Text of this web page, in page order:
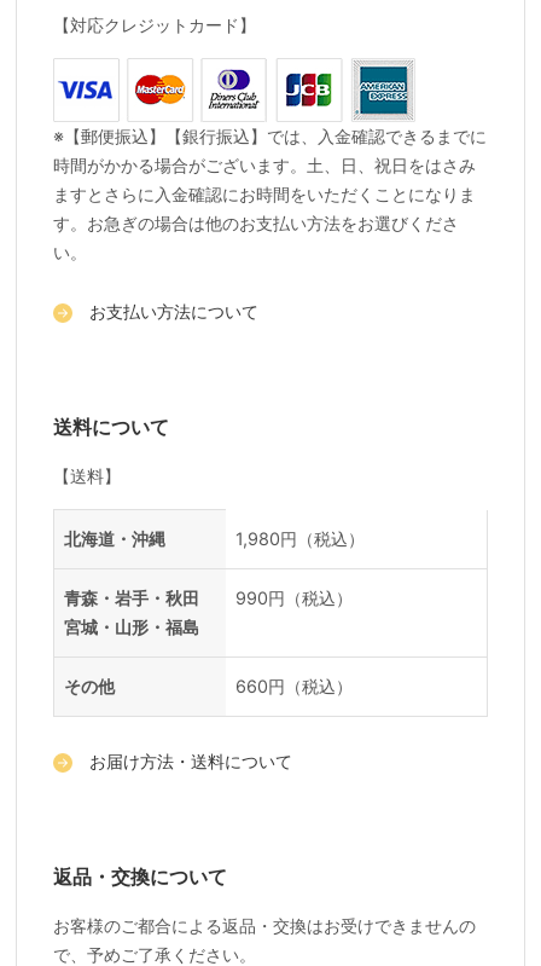
【対応クレジットカード】
※【郵便振込】【銀行振込】では、入金確認できるまでに
時間がかかる場合がございます。土、日、祝日をはさみ
ますとさらに入金確認にお時間をいただくことになりま
す。お急ぎの場合は他のお支払い方法をお選びくださ
い。
お支払い方法について
送料について
【送料】
地域 料金
北海道・沖縄 1,980円（税込）
青森・岩手・秋田
宮城・山形・福島
990円（税込）
その他 660円（税込）
お届け方法・送料について
返品・交換について
お客様のご都合による返品・交換はお受けできませんの
で、予めご了承ください。